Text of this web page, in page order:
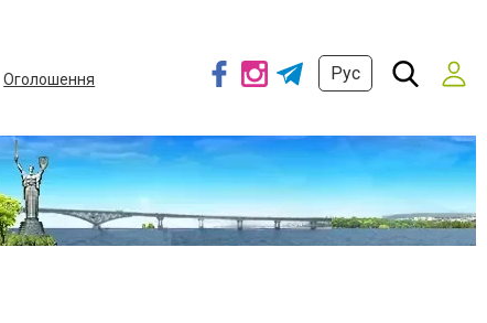
Оголошення
Рус